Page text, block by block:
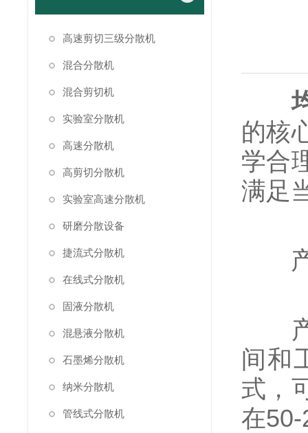
高速剪切三级分散机
混合分散机
混合剪切机
实验室分散机
高速分散机
高剪切分散机
实验室高速分散机
研磨分散设备
捷流式分散机
在线式分散机
固液分散机
混悬液分散机
石墨烯分散机
纳米分散机
管线式分散机
的核
学合
满足
产
产
间和
式，
在